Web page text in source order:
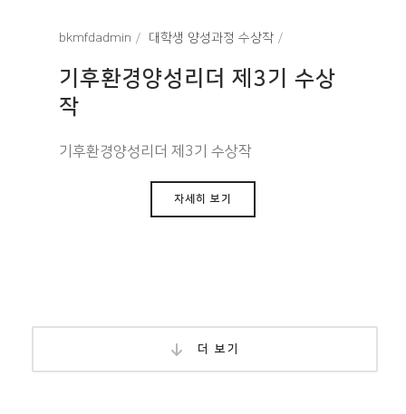
bkmfdadmin 대학생 양성과정 수상작
기후환경양성리더 제3기 수상
작
기후환경양성리더 제3기 수상작
자세히 보기
더 보기